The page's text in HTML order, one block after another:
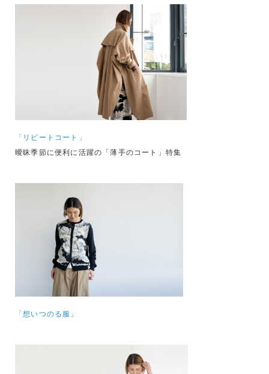
「リピートコート」
曖昧季節に便利に活躍の「薄手のコート」特集
「想いつのる服」